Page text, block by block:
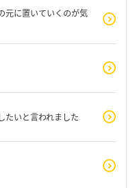
元に置いていくのが気
たいと言われました